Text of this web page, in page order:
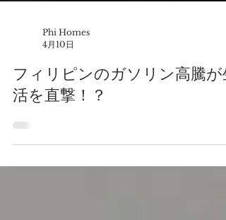
Phi Homes
フィリピンのガソリン高騰が
活を直撃！？